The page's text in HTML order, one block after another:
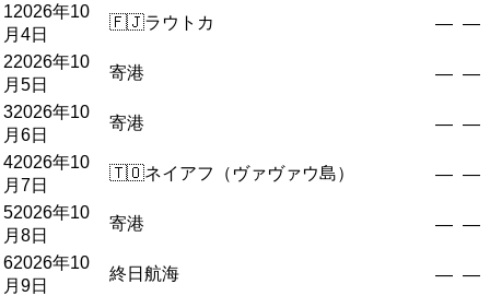
12026年10
月4日
🇫🇯ラウトカ — —
22026年10
月5日
寄港 — —
32026年10
月6日
寄港 — —
42026年10
月7日
🇹🇴ネイアフ（ヴァヴァウ島） — —
52026年10
月8日
寄港 — —
62026年10
月9日
終日航海 — —